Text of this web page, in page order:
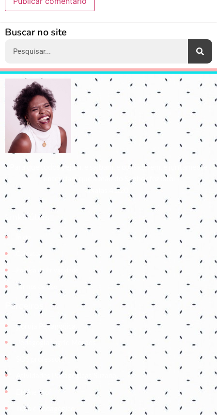
Buscar no site
Para que todos vejam, e saibam, e considerem, e juntamente
entendam que a mão do Senhor fez isto
Isaías 41:20
Links úteis
Contato
Política de Privacidade
Termos de Uso
Parceiros
Coruja Pedagogica
Pedagogia Ingrid Moraes
SOS professor
Atividades Pedagógicas Suzano
Etiene prof
Tudo é pedagógico